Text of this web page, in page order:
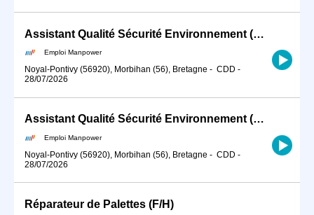
Assistant Qualité Sécurité Environnement (QSE) (H/F)
Emploi Manpower
Noyal-Pontivy (56920), Morbihan (56), Bretagne - CDD -
28/07/2026
Assistant Qualité Sécurité Environnement (QSE) (H/F)
Emploi Manpower
Noyal-Pontivy (56920), Morbihan (56), Bretagne - CDD -
28/07/2026
Réparateur de Palettes (F/H)